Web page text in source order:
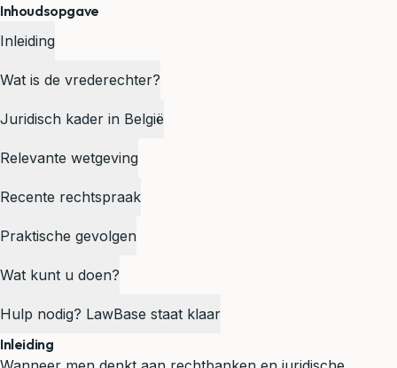
Inhoudsopgave
Inleiding
Wat is de vrederechter?
Juridisch kader in België
Relevante wetgeving
Recente rechtspraak
Praktische gevolgen
Wat kunt u doen?
Hulp nodig? LawBase staat klaar
Inleiding